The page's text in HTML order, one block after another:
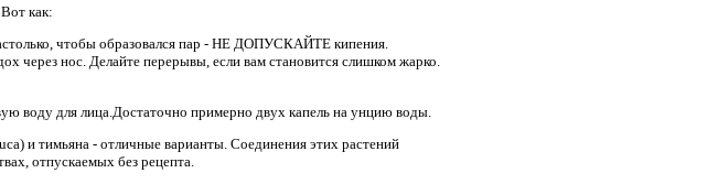
как:
чтобы образовался пар - НЕ ДОПУСКАЙТЕ кипения.
через нос. Делайте перерывы, если вам становится слишком жарко.
воду для лица.Достаточно примерно двух капель на унцию воды.
и тимьяна - отличные варианты. Соединения этих растений
отпускаемых без рецепта.